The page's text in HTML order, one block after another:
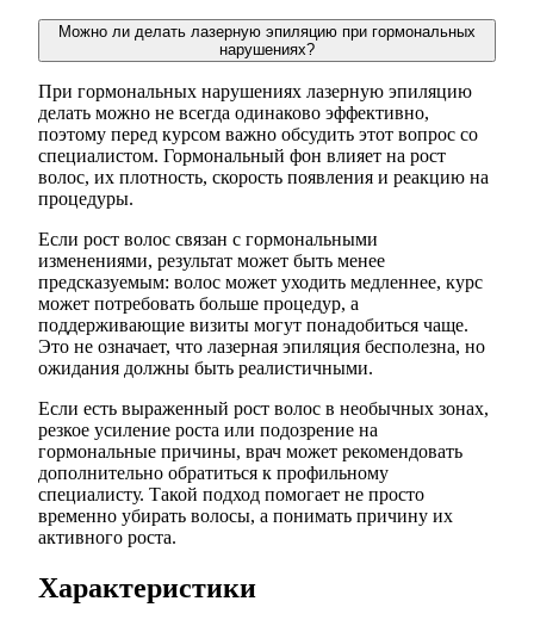
Можно ли делать лазерную эпиляцию при гормональных
нарушениях?
При гормональных нарушениях лазерную эпиляцию
делать можно не всегда одинаково эффективно,
поэтому перед курсом важно обсудить этот вопрос со
специалистом. Гормональный фон влияет на рост
волос, их плотность, скорость появления и реакцию на
процедуры.
Если рост волос связан с гормональными
изменениями, результат может быть менее
предсказуемым: волос может уходить медленнее, курс
может потребовать больше процедур, а
поддерживающие визиты могут понадобиться чаще.
Это не означает, что лазерная эпиляция бесполезна, но
ожидания должны быть реалистичными.
Если есть выраженный рост волос в необычных зонах,
резкое усиление роста или подозрение на
гормональные причины, врач может рекомендовать
дополнительно обратиться к профильному
специалисту. Такой подход помогает не просто
временно убирать волосы, а понимать причину их
активного роста.
Характеристики